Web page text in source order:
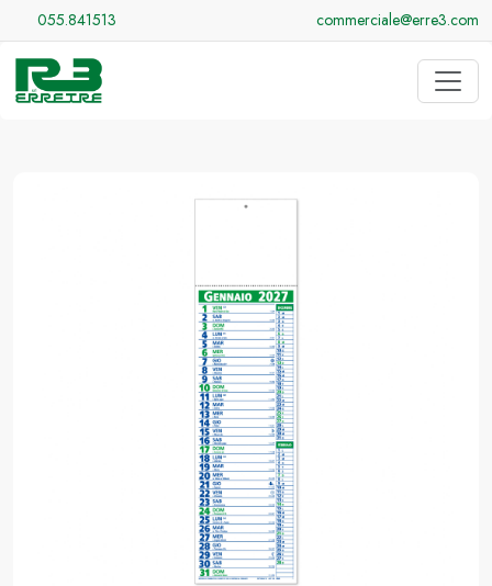
055.841513 commerciale@erre3.com